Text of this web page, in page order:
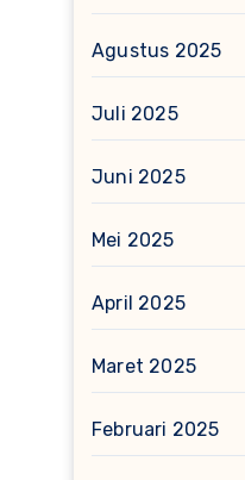
Agustus 2025
Juli 2025
Juni 2025
Mei 2025
April 2025
Maret 2025
Februari 2025